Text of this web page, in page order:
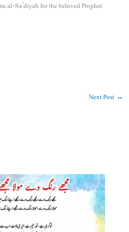
al-Sa’diyahfor the beloved Prophet
Next Post →